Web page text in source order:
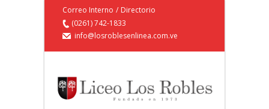
Correo Interno / Directorio
(0261) 742-1833
info@losroblesenlinea.com.ve